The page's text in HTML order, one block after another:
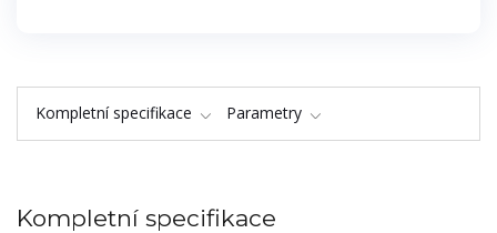
Kompletní specifikace Parametry
Kompletní specifikace